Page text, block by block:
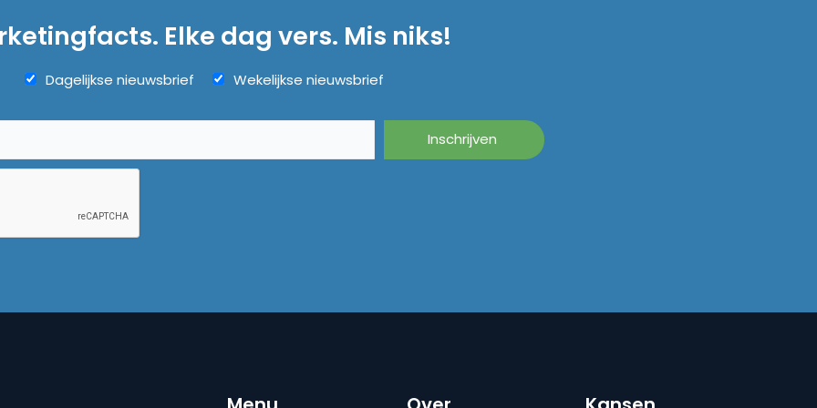
Elke dag vers. Mis niks!
Dagelijkse nieuwsbrief Wekelijkse nieuwsbrief